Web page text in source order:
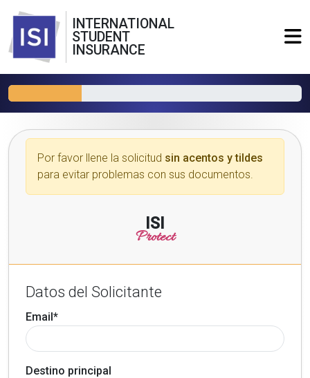
INTERNATIONAL
STUDENT
INSURANCE
Por favor llene la solicitud sin acentos y tildes
para evitar problemas con sus documentos.
ISI
Protect
Datos del Solicitante
Email*
Destino principal